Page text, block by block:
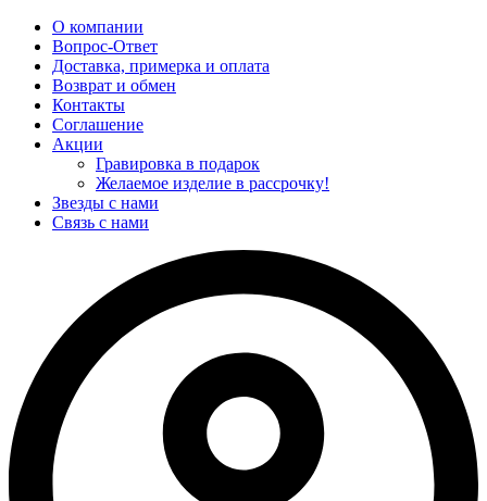
О компании
Вопрос-Ответ
Доставка, примерка и оплата
Возврат и обмен
Контакты
Соглашение
Акции
Гравировка в подарок
Желаемое изделие в рассрочку!
Звезды с нами
Связь с нами